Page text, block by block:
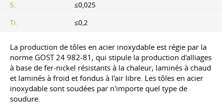
S:
≤0,025
Ti:
≤0,2
La production de tôles en acier inoxydable est régie par la
norme GOST 24 982-81, qui stipule la production d'alliages
à base de fer-nickel résistants à la chaleur, laminés à chaud
et laminés à froid et fondus à l'air libre. Les tôles en acier
inoxydable sont soudées par n'importe quel type de
soudure.